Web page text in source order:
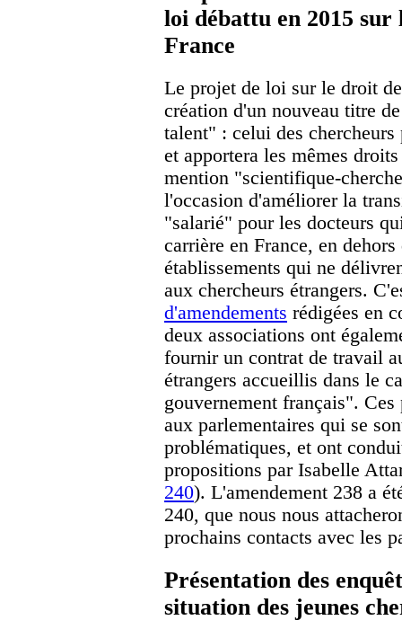
loi débattu en 2015
France
Le projet de loi sur le droit
création d'un nouveau titre
talent" : celui des
et apportera les mêmes
mention "scientifique-
l'occasion d'améliorer la
"salarié" pour les docteurs
carrière en France, en
établissements qui ne
aux chercheurs étrangers.
d'amendements rédigées en
deux associations ont
fournir un contrat de travail
étrangers accueillis dans le
gouvernement français".
aux parlementaires qui se
problématiques, et ont
propositions par Isabelle
240). L'amendement 238 a
240, que nous nous
prochains contacts avec les
Présentation des
situation des jeunes